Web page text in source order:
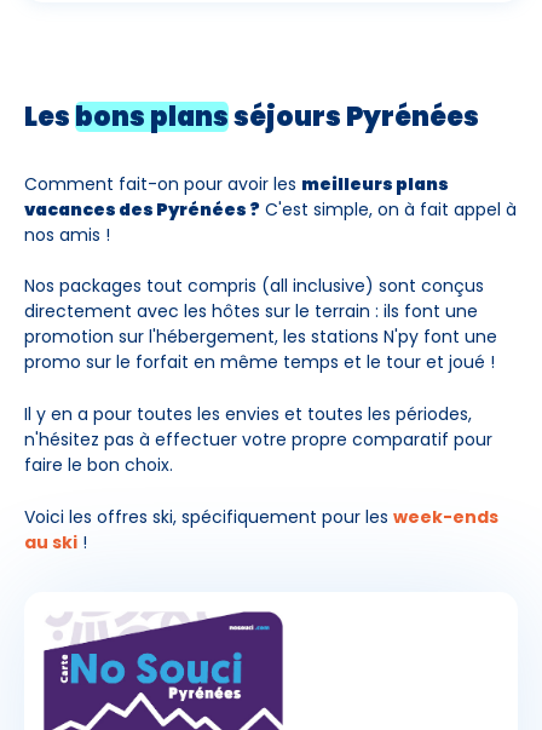
Lesbons plansséjours Pyrénées
Comment fait-on pour avoir les meilleurs plans
vacances des Pyrénées ? C'est simple, on à fait appel à
nos amis !
Nos packages tout compris (all inclusive) sont conçus
directement avec les hôtes sur le terrain : ils font une
promotion sur l'hébergement, les stations N'py font une
promo sur le forfait en même temps et le tour et joué !
Il y en a pour toutes les envies et toutes les périodes,
n'hésitez pas à effectuer votre propre comparatif pour
faire le bon choix.
Voici les offres ski, spécifiquement pour les week-ends
au ski !